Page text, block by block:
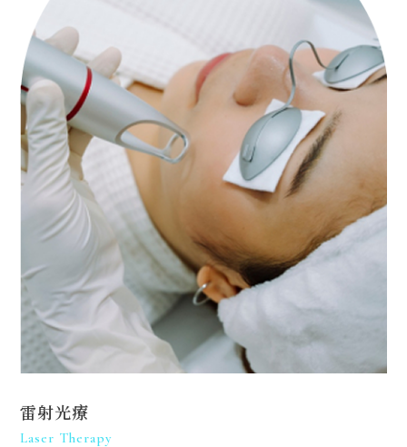
雷射光療
Laser Therapy